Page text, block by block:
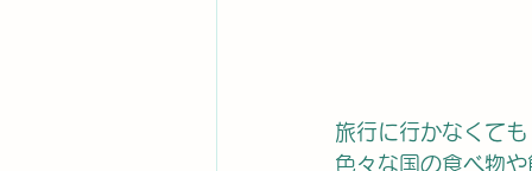
旅行に行かなくても
色々な国の食べ物や